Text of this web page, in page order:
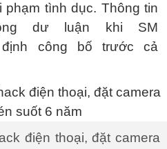
phạm tình dục. Thông tin
dư luận khi SM
định công bố trước cả
điện thoại, đặt camera